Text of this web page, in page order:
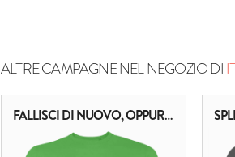
ALTRE CAMPAGNE NEL NEGOZIO DI
FALLISCI DI NUOVO, OPPURE...